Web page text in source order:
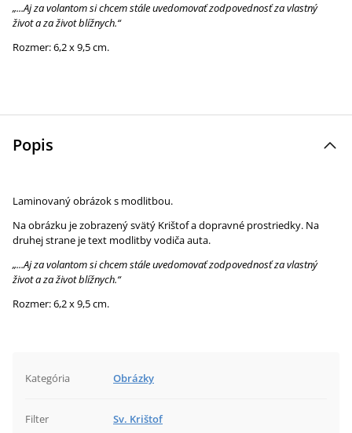
„...Aj za volantom si chcem stále uvedomovať zodpovednosť za vlastný
život a za život blížnych.“
Rozmer: 6,2 x 9,5 cm.
Popis
Laminovaný obrázok s modlitbou.
Na obrázku je zobrazený svätý Krištof a dopravné prostriedky. Na
druhej strane je text modlitby vodiča auta.
„...Aj za volantom si chcem stále uvedomovať zodpovednosť za vlastný
život a za život blížnych.“
Rozmer: 6,2 x 9,5 cm.
Kategória Obrázky
Filter
Sv. Krištof